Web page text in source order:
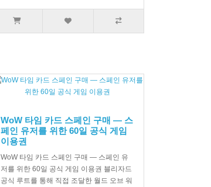
WoW 타임 카드 스페인 구매 — 스
페인 유저를 위한 60일 공식 게임
이용권
WoW 타임 카드 스페인 구매 — 스페인 유
저를 위한 60일 공식 게임 이용권 블리자드
공식 루트를 통해 직접 조달한 월드 오브 워